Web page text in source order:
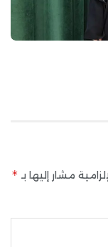
مشار إليها بـ *